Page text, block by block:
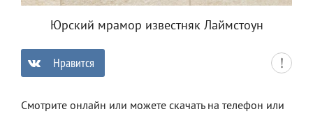
Юрский мрамор известняк Лаймстоун
Нравится
Смотрите онлайн или можете скачать на телефон или